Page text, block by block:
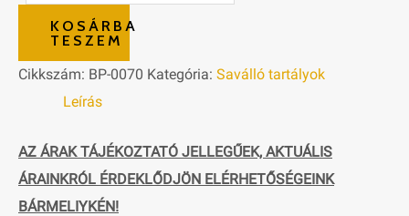
KOSÁRBA
TESZEM
Cikkszám: BP-0070 Kategória: Saválló tartályok
Leírás
AZ ÁRAK TÁJÉKOZTATÓ JELLEGŰEK, AKTUÁLIS
ÁRAINKRÓL ÉRDEKLŐDJÖN ELÉRHETŐSÉGEINK
BÁRMELIYKÉN!